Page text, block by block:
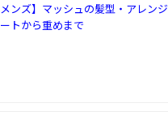
メンズ】マッシュの髪型・アレン
トから重めまで